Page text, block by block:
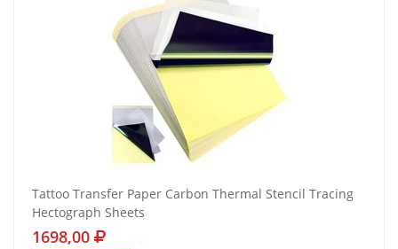
Tattoo Transfer Paper Carbon Thermal Stencil Tracing
Hectograph Sheets
1698,00